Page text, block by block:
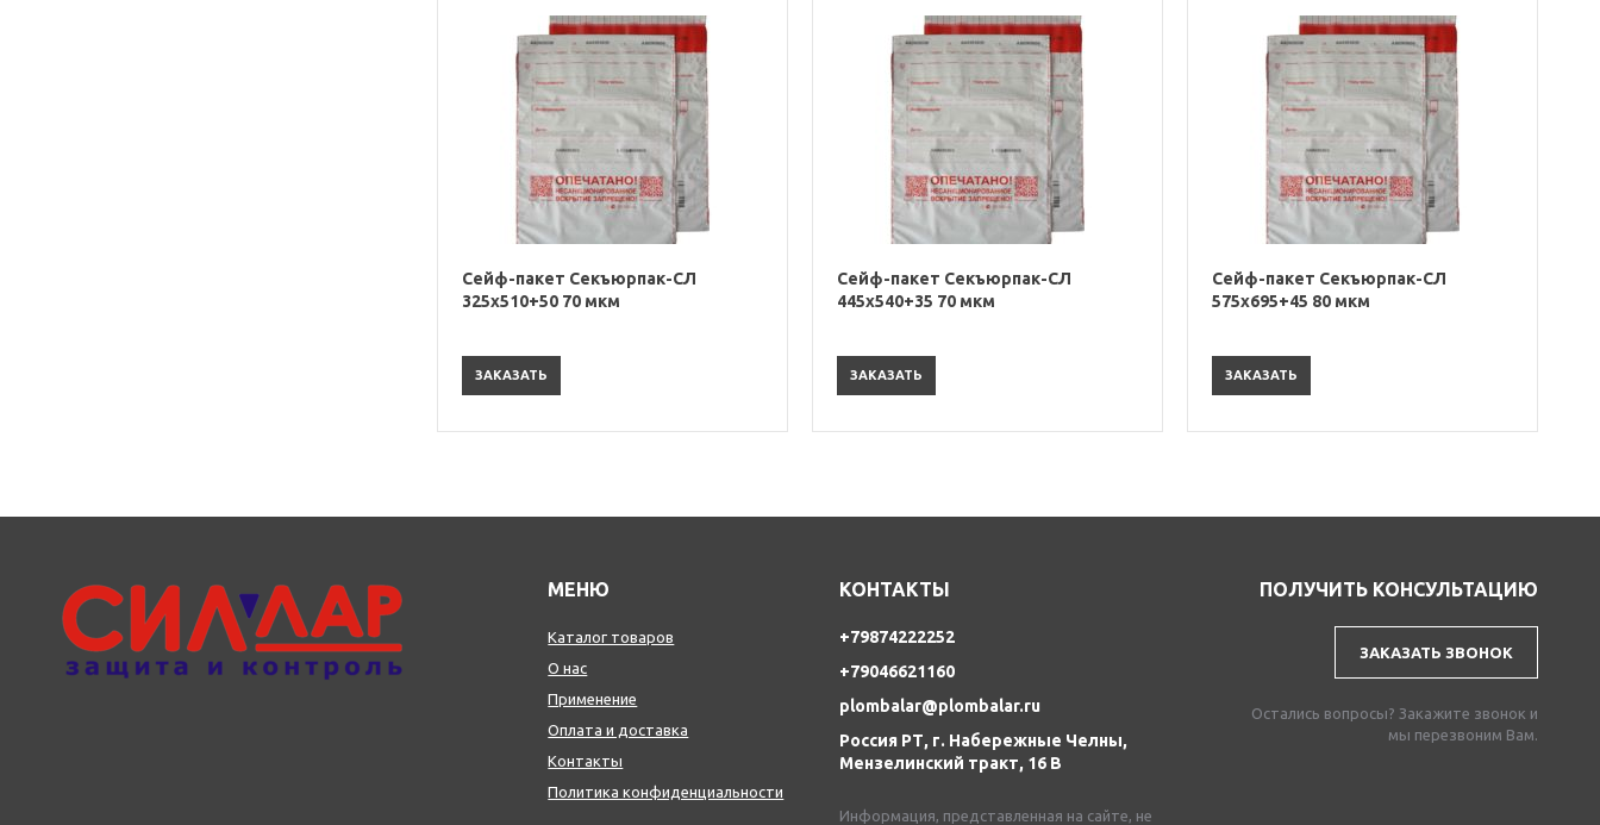
Сейф-пакет Секъюрпак-СЛ
325х510+50 70 мкм
ЗАКАЗАТЬ
Сейф-пакет Секъюрпак-СЛ
445х540+35 70 мкм
ЗАКАЗАТЬ
Сейф-пакет Секъюрпак-СЛ
575х695+45 80 мкм
ЗАКАЗАТЬ
МЕНЮ
Каталог товаров
О нас
Применение
Оплата и доставка
Контакты
Политика конфиденциальности
КОНТАКТЫ
+79874222252
+79046621160
plombalar@plombalar.ru
Россия РТ, г. Набережные Челны,
Мензелинский тракт, 16 В
Информация, представленная на сайте, не
ПОЛУЧИТЬ КОНСУЛЬТАЦИЮ
ЗАКАЗАТЬ ЗВОНОК
Остались вопросы? Закажите звонок и
мы перезвоним Вам.